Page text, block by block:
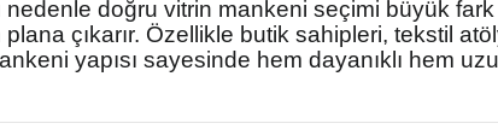
nedenle doğru vitrin mankeni seçimi büyük
plana çıkarır. Özellikle butik sahipleri, tekstil
yapısı sayesinde hem dayanıklı hem